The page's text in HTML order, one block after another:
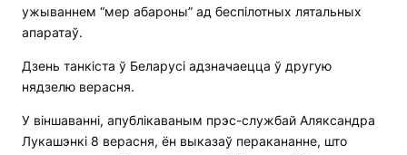
ужываннем “мер абароны” ад беспілотных лятальных
апаратаў.
Дзень танкіста ў Беларусі адзначаецца ў другую
нядзелю верасня.
У віншаванні, апублікаваным прэс-службай Аляксандра
Лукашэнкі 8 верасня, ён выказаў перакананне, што